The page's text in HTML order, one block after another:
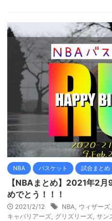
NBA バスケット 試合まとめ
【NBAまとめ】2021年2
めでとう！！！
2021/2/12 NBA ウィザーズ
キャバリアーズ グリズリーズ サン